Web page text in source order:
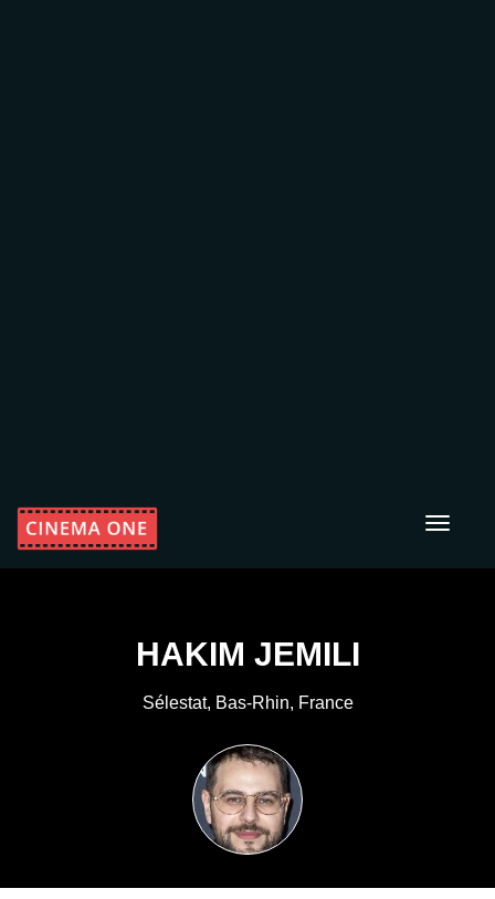
Toggle
HAKIM JEMILI
Sélestat, Bas-Rhin, France